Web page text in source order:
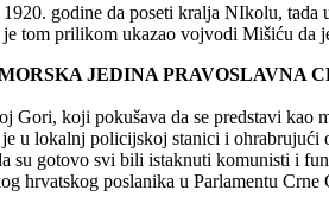
godine da poseti kralja NIkolu,
tom prilikom ukazao vojvodi Mišiću
JEDINA PRAVOSLAVNA
Gori, koji pokušava da se predstavi
u lokalnj policijskoj stanici i
su gotovo svi bili istaknuti komunisti i
hrvatskog poslanika u Parlamentu